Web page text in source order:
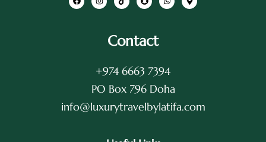
Contact
+974 6663 7394
PO Box 796 Doha
info@luxurytravelbylatifa.com